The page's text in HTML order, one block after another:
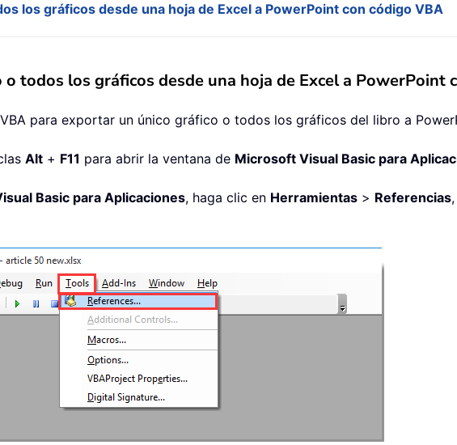
los gráficos desde una hoja de Excel a PowerPoint con código VBA
todos los gráficos desde una hoja de Excel a PowerPoint
para exportar un único gráfico o todos los gráficos del libro a
Alt + F11 para abrir la ventana de Microsoft Visual Basic para
Basic para Aplicaciones, haga clic en Herramientas > Referencias